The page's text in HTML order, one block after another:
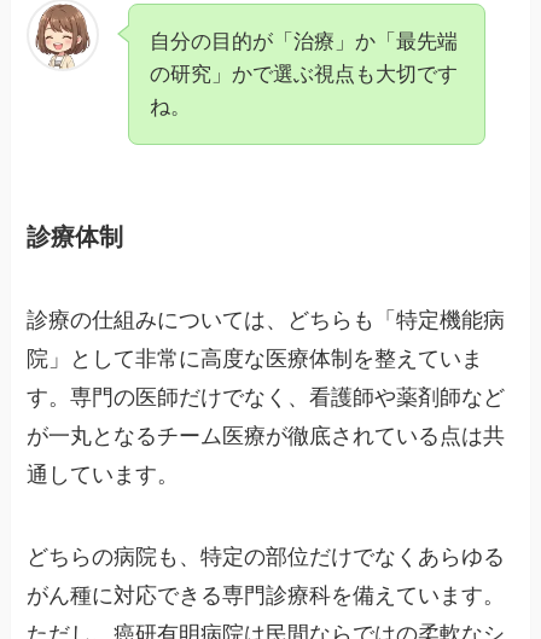
自分の目的が「治療」か「最先端
の研究」かで選ぶ視点も大切です
ね。
診療体制
診療の仕組みについては、どちらも「特定機能病
院」として非常に高度な医療体制を整えていま
す。専門の医師だけでなく、看護師や薬剤師など
が一丸となるチーム医療が徹底されている点は共
通しています。
どちらの病院も、特定の部位だけでなくあらゆる
がん種に対応できる専門診療科を備えています。